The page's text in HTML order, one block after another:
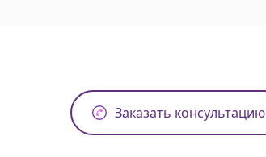
Заказать консультацию